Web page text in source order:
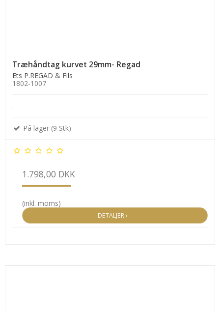
Træhåndtag kurvet 29mm- Regad
Ets P.REGAD & Fils
1802-1007
.
På lager (9 Stk)
1.798,00 DKK
(inkl. moms)
DETALJER ›